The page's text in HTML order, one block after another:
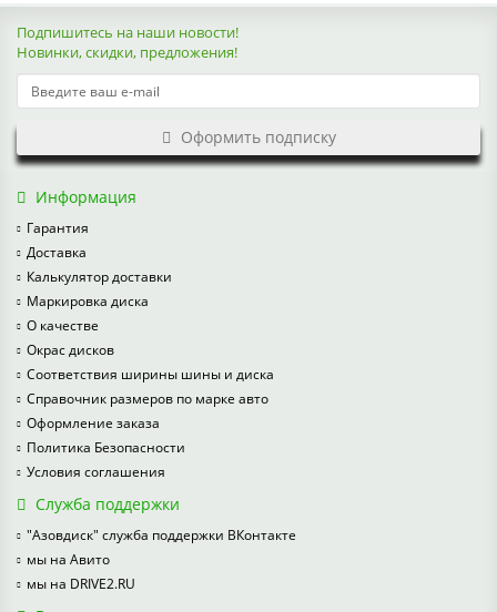
Подпишитесь на наши новости!
Новинки, скидки, предложения!
Оформить подписку
Информация
Гарантия
Доставка
Калькулятор доставки
Маркировка диска
О качестве
Окрас дисков
Соответствия ширины шины и диска
Справочник размеров по марке авто
Оформление заказа
Политика Безопасности
Условия соглашения
Служба поддержки
"Азовдиск" служба поддержки ВКонтакте
мы на Авито
мы на DRIVE2.RU